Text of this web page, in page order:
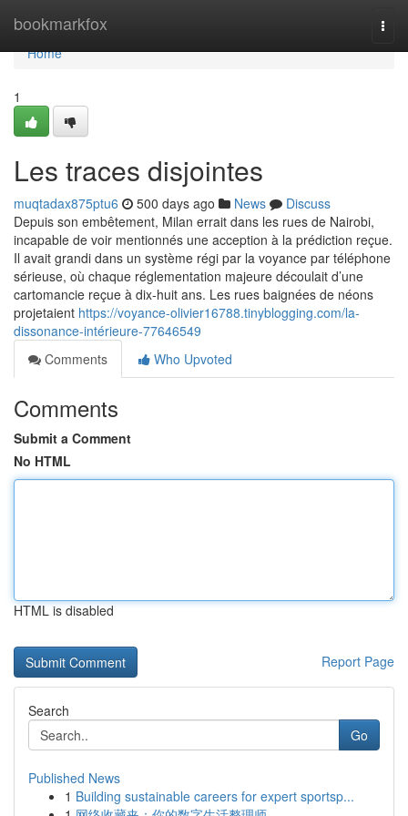
bookmarkfox
Home
Home
1
Les traces disjointes
muqtadax875ptu6 500 days ago News
Discuss
Depuis son embêtement, Milan errait dans les rues de Nairobi,
incapable de voir mentionnés une acception à la prédiction reçue.
Il avait grandi dans un système régi par la voyance par téléphone
sérieuse, où chaque réglementation majeure découlait d’une
cartomancie reçue à dix-huit ans. Les rues baignées de néons
projetaient https://voyance-olivier16788.tinyblogging.com/la-
dissonance-intérieure-77646549
Comments
Who Upvoted
Comments
Submit a Comment
No HTML
HTML is disabled
Report Page
Search
Go
Published News
1 Building sustainable careers for expert sportsp...